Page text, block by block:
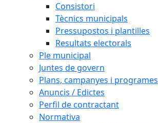
Consistori
Tècnics municipals
Pressupostos i plantilles
Resultats electorals
Ple municipal
Juntes de govern
Plans, campanyes i programes
Anuncis / Edictes
Perfil de contractant
Normativa